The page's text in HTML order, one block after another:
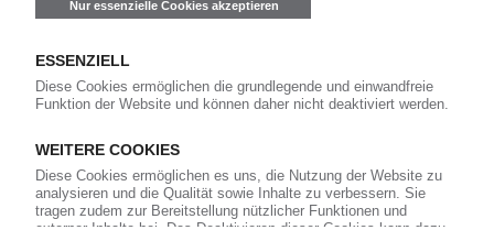
Mehr zu ...
Airbus Boeing Safran